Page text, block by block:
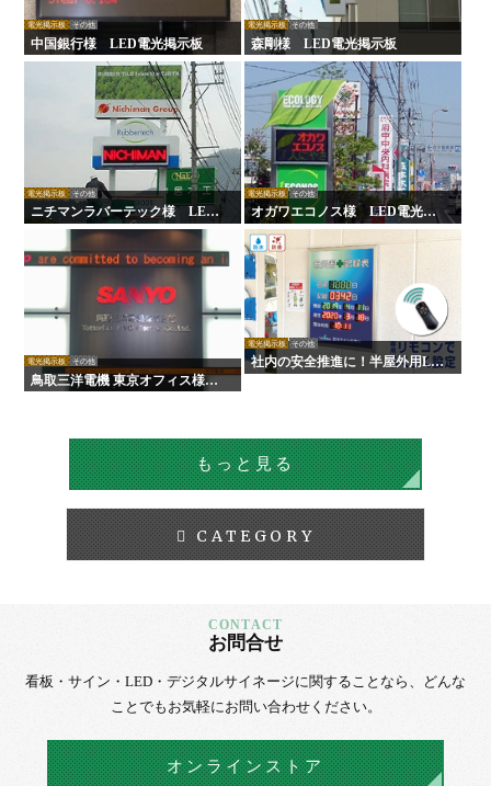
電光掲示板 その他
中国銀行様 LED電光掲示板
電光掲示板 その他
森剛様 LED電光掲示板
電光掲示板 その他
ニチマンラバーテック様 LED
電光掲示板
電光掲示板 その他
オガワエコノス様 LED電光掲
示板
電光掲示板 その他
鳥取三洋電機 東京オフィス様
LED電光掲示板
電光掲示板 その他
社内の安全推進に！半屋外用LE
D無災害記録表
もっと見る
CATEGORY
お問合せ
看板・サイン・LED・デジタルサイネージに関することなら、
どんな
ことでもお気軽にお問い合わせください。
オンラインストア